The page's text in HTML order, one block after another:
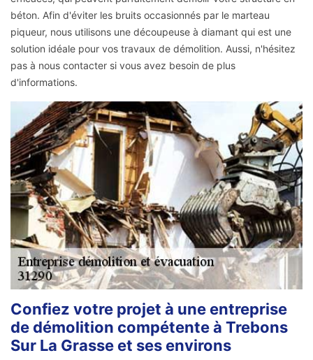
béton. Afin d'éviter les bruits occasionnés par le marteau
piqueur, nous utilisons une découpeuse à diamant qui est une
solution idéale pour vos travaux de démolition. Aussi, n'hésitez
pas à nous contacter si vous avez besoin de plus
d'informations.
Confiez votre projet à une entreprise
de démolition compétente à Trebons
Sur La Grasse et ses environs